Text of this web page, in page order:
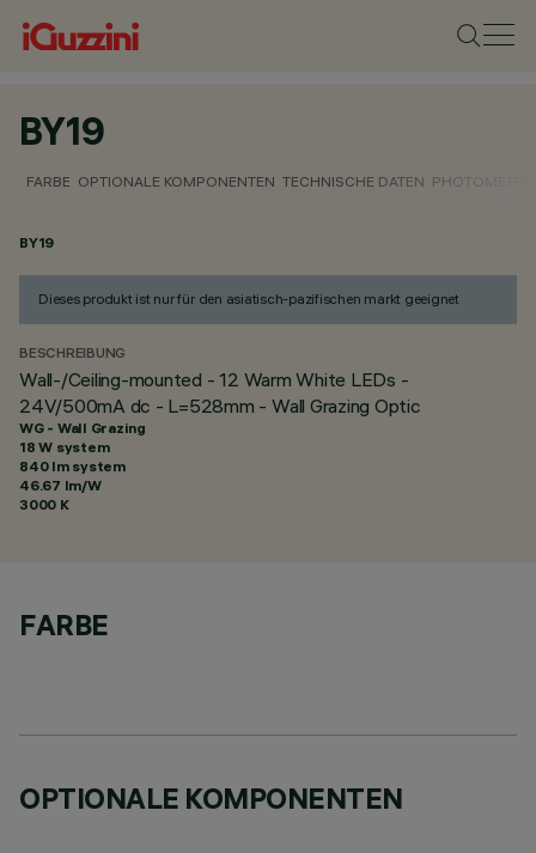
BY19
FARBE OPTIONALE KOMPONENTEN TECHNISCHE DATEN
BY19
Dieses produkt ist nur für den asiatisch-pazifischen markt geeignet
BESCHREIBUNG
Wall-/Ceiling-mounted - 12 Warm White LEDs -
24V/500mA dc - L=528mm - Wall Grazing Optic
WG - Wall Grazing
18 W system
840 lm system
46.67 lm/W
3000 K
FARBE
OPTIONALE KOMPONENTEN